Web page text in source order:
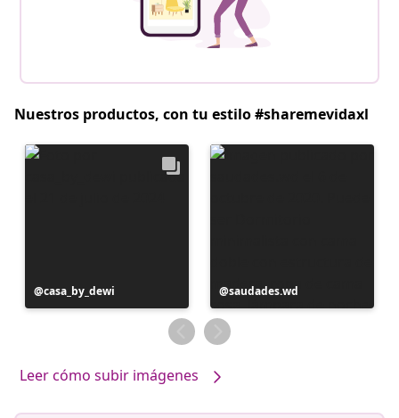
Nuestros productos, con tu estilo #sharemevidaxl
Publicación
realizada
casa_by_dewi
Publicación
realizada
por
saudades.wd
Leer cómo subir imágenes